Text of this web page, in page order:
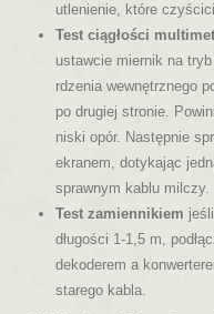
utlenienie, które
Test ciągłości
ustawcie miernik na
rdzenia wewnętrznego
po drugiej stronie.
niski opór. Następnie
ekranem, dotykając
sprawnym kablu milczy.
Test zamiennikiem
długości 1-1,5 m,
dekoderem a
starego kabla.